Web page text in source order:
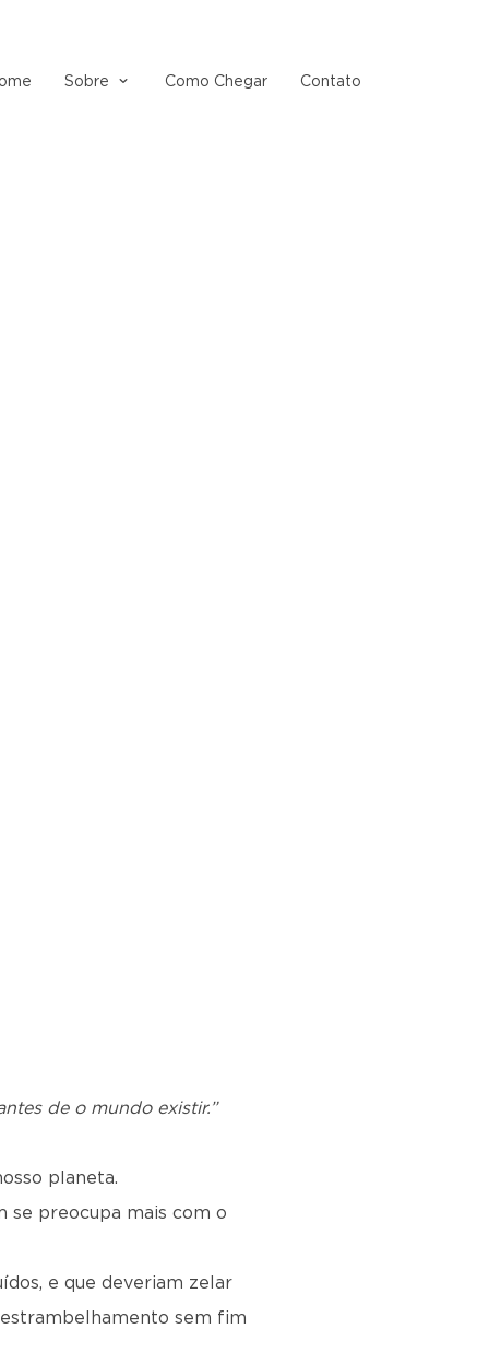
Sobre Como Chegar Contato
de o mundo existir.”
planeta.
se preocupa mais com o
e que deveriam zelar
sem fim